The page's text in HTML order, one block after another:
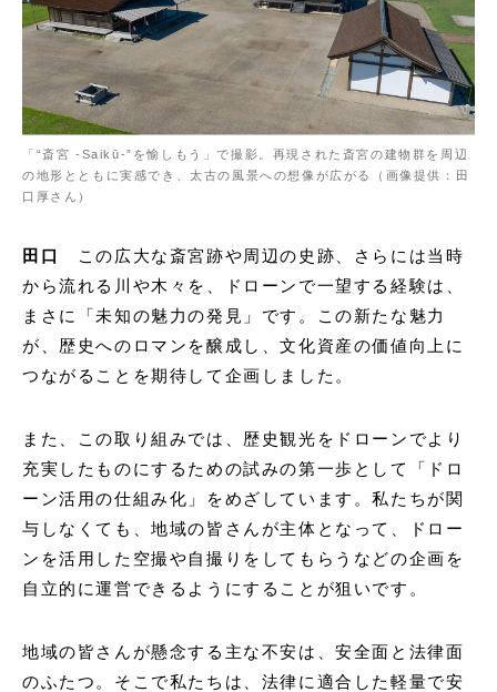
「“斎宮 -Saikū-”を愉しもう」で撮影。再現された斎宮の建物群を周辺
の地形とともに実感でき、太古の風景への想像が広がる（画像提供：田
口厚さん）
田口
この広大な斎宮跡や周辺の史跡、さらには当時
から流れる川や木々を、ドローンで一望する経験は、
まさに「未知の魅力の発見」です。この新たな魅力
が、歴史へのロマンを醸成し、文化資産の価値向上に
つながることを期待して企画しました。
また、この取り組みでは、歴史観光をドローンでより
充実したものにするための試みの第一歩として「ドロ
ーン活用の仕組み化」をめざしています。私たちが関
与しなくても、地域の皆さんが主体となって、ドロー
ンを活用した空撮や自撮りをしてもらうなどの企画を
自立的に運営できるようにすることが狙いです。
地域の皆さんが懸念する主な不安は、安全面と法律面
のふたつ。そこで私たちは、法律に適合した軽量で安